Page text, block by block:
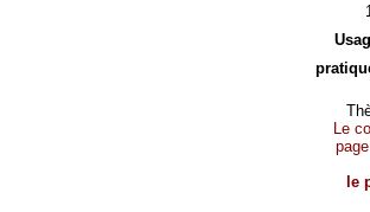
Le
le